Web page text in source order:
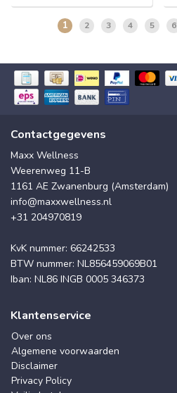
1 2 3 4 5 6
Contactgegevens
Maxx Wellness
Weerenweg 11-B
1161 AE Zwanenburg (Amsterdam)
info@maxxwellness.nl
+31 204970819
KvK nummer: 66242533
BTW nummer: NL856459069B01
Iban: NL86 INGB 0005 346373
Klantenservice
Over ons
Algemene voorwaarden
Disclaimer
Privacy Policy